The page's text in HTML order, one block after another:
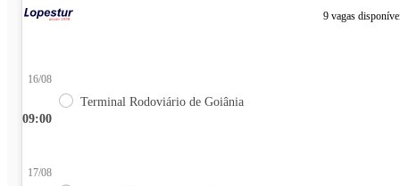
9 vagas
09:00
16/08
Terminal Rodoviário de Goiânia
17/08